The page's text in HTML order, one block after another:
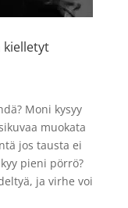
kielletyt
Moni kysyy
muokata
jos tausta ei
pieni pörrö?
ja virhe voi